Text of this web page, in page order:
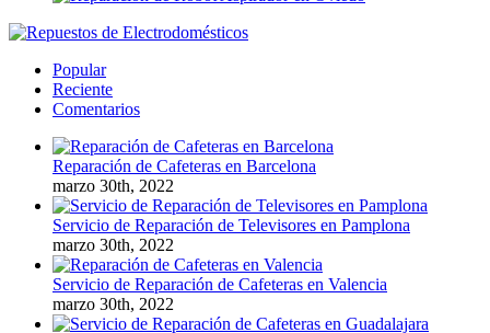
Popular
Reciente
Comentarios
Reparación de Cafeteras en Barcelona
marzo 30th, 2022
Servicio de Reparación de Televisores en Pamplona
marzo 30th, 2022
Servicio de Reparación de Cafeteras en Valencia
marzo 30th, 2022